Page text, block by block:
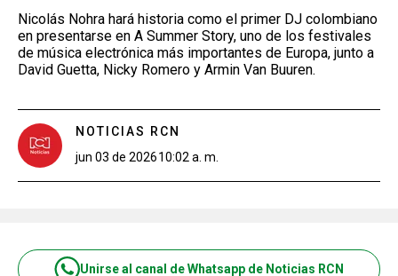
Nicolás Nohra hará historia como el primer DJ colombiano
en presentarse en A Summer Story, uno de los festivales
de música electrónica más importantes de Europa, junto a
David Guetta, Nicky Romero y Armin Van Buuren.
NOTICIAS RCN
jun 03 de 202610:02 a. m.
Unirse al canal de Whatsapp de Noticias RCN